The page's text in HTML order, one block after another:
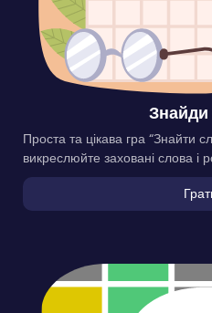
Проста та цікава гра “Знайти
викреслюйте заховані слова і